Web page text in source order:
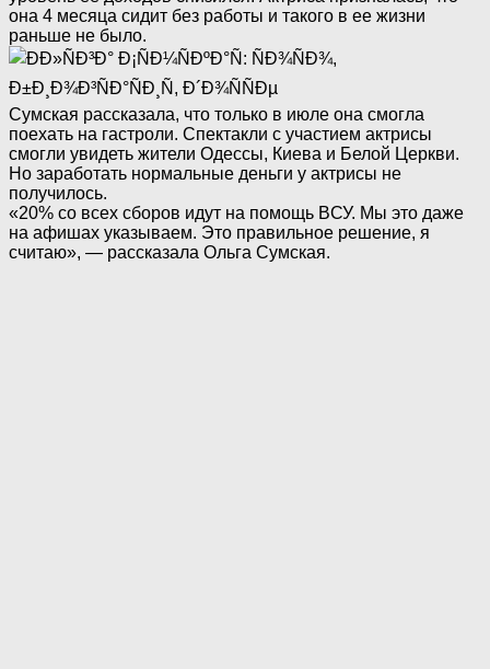
она 4 месяца сидит без работы и такого в ее жизни
раньше не было.
Сумская рассказала, что только в июле она смогла
поехать на гастроли. Спектакли с участием актрисы
смогли увидеть жители Одессы, Киева и Белой Церкви.
Но заработать нормальные деньги у актрисы не
получилось.
«20% со всех сборов идут на помощь BСУ. Мы это даже
на афишах указываем. Это правильное решение, я
считаю», — рассказала Ольга Сумская.